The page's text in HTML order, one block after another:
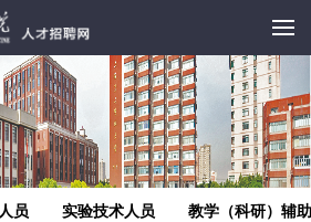
员 实验技术人员 教学（科研）辅